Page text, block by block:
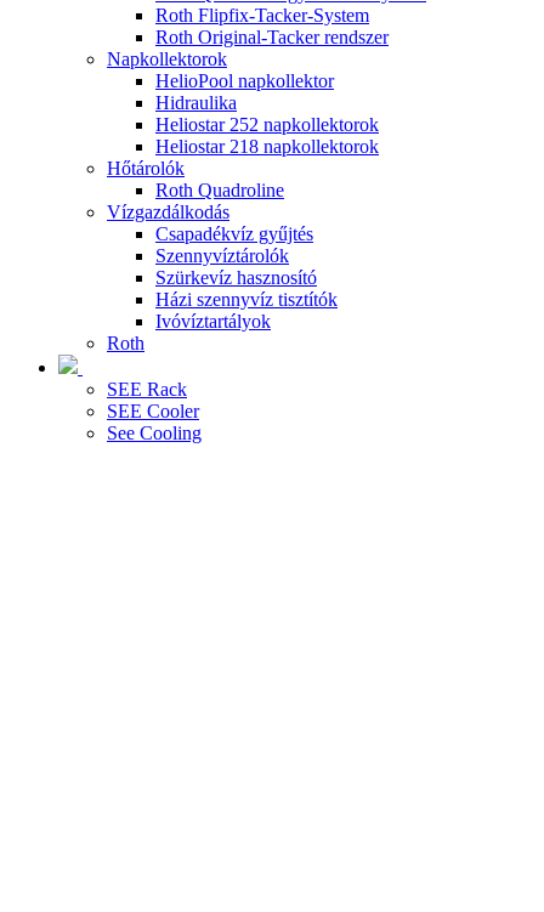
Roth Flipfix-Tacker-System
Roth Original-Tacker rendszer
Napkollektorok
HelioPool napkollektor
Hidraulika
Heliostar 252 napkollektorok
Heliostar 218 napkollektorok
Hőtárolók
Roth Quadroline
Vízgazdálkodás
Csapadékvíz gyűjtés
Szennyvíztárolók
Szürkevíz hasznosító
Házi szennyvíz tisztítók
Ivóvíztartályok
Roth
SEE Rack
SEE Cooler
See Cooling